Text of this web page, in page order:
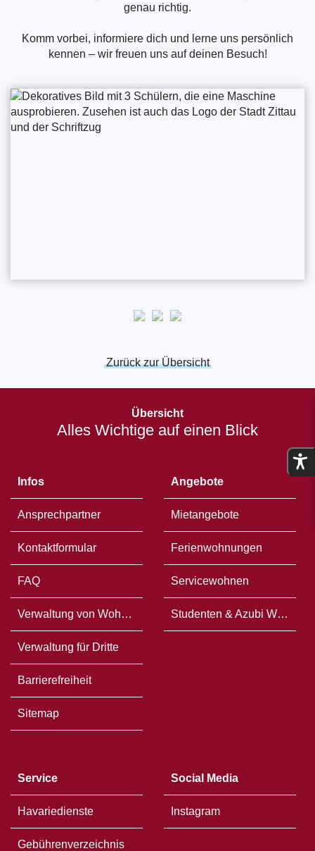
genau richtig.
Komm vorbei, informiere dich und lerne uns persönlich
kennen – wir freuen uns auf deinen Besuch!
Zurück zur Übersicht
Übersicht
Alles Wichtige auf einen Blick
Infos
Ansprechpartner
Kontaktformular
FAQ
Verwaltung von Wohneigentum
Verwaltung für Dritte
Barrierefreiheit
Sitemap
Angebote
Mietangebote
Ferienwohnungen
Servicewohnen
Studenten & Azubi WG`s
Service
Havariedienste
Gebührenverzeichnis
Social Media
Instagram